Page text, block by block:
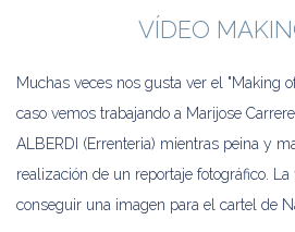
VÍDEO
Muchas veces nos gusta ver el "Making
caso vemos trabajando a Marijose
ALBERDI (Errenteria) mientras peina y
realización de un reportaje fotográfico.
conseguir una imagen para el cartel de